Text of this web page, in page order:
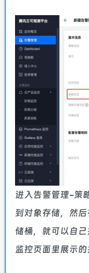
进入告警管理-策
到对象存储，然
储桶，就可以自
监控页面里展示的